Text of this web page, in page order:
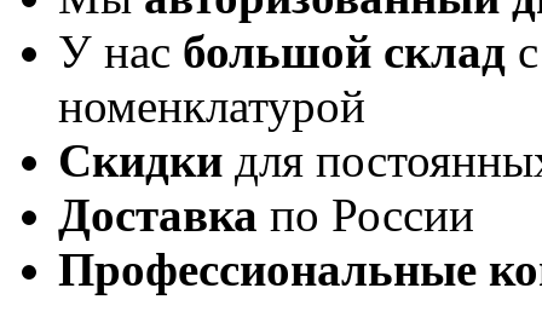
У нас большой склад
номенклатурой
Скидки для
Доставка по России
Профессиональные